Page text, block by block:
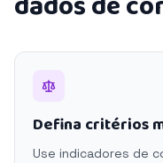
Defina critérios
Use indicadores de